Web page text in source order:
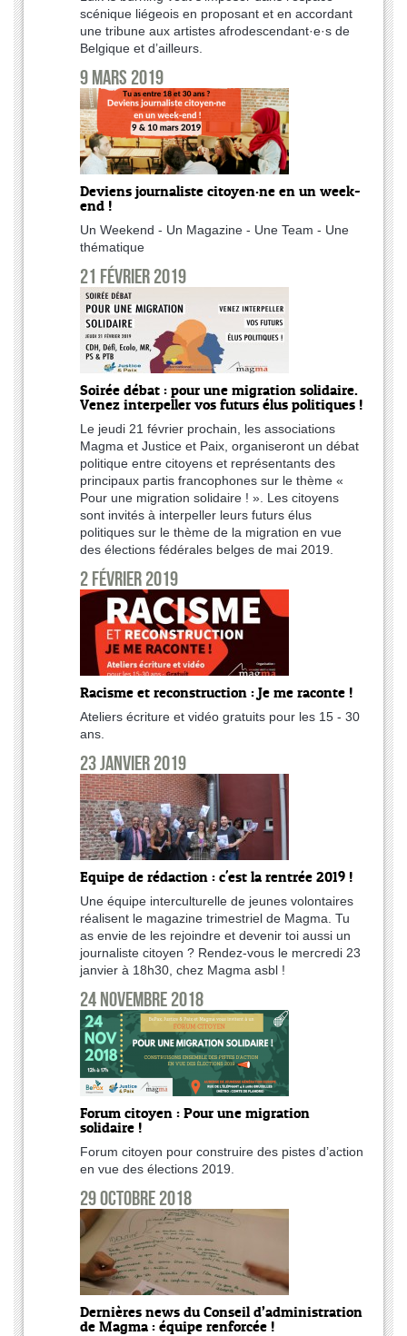
scénique liégeois en proposant et en accordant
une tribune aux artistes afrodescendant·e·s de
Belgique et d’ailleurs.
9 mars 2019
Deviens journaliste citoyen·ne en un week-
end !
Un Weekend - Un Magazine - Une Team - Une
thématique
21 février 2019
Soirée débat : pour une migration solidaire.
Venez interpeller vos futurs élus politiques !
Le jeudi 21 février prochain, les associations
Magma et Justice et Paix, organiseront un débat
politique entre citoyens et représentants des
principaux partis francophones sur le thème «
Pour une migration solidaire ! ». Les citoyens
sont invités à interpeller leurs futurs élus
politiques sur le thème de la migration en vue
des élections fédérales belges de mai 2019.
2 février 2019
Racisme et reconstruction : Je me raconte !
Ateliers écriture et vidéo gratuits pour les 15 - 30
ans.
23 janvier 2019
Equipe de rédaction : c'est la rentrée 2019 !
Une équipe interculturelle de jeunes volontaires
réalisent le magazine trimestriel de Magma. Tu
as envie de les rejoindre et devenir toi aussi un
journaliste citoyen ? Rendez-vous le mercredi 23
janvier à 18h30, chez Magma asbl !
24 novembre 2018
Forum citoyen : Pour une migration
solidaire !
Forum citoyen pour construire des pistes d’action
en vue des élections 2019.
29 octobre 2018
Dernières news du Conseil d’administration
de Magma : équipe renforcée !